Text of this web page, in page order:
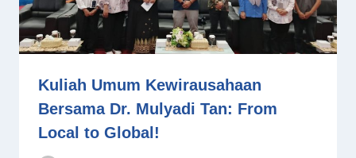
Kuliah Umum Kewirausahaan
Bersama Dr. Mulyadi Tan: From
Local to Global!